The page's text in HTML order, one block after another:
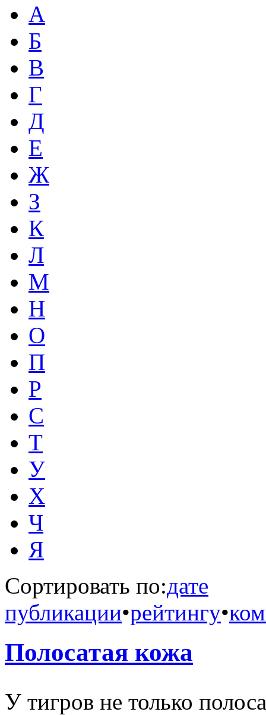
А
Б
В
Г
Д
Е
Ж
З
К
Л
М
Н
О
П
Р
С
Т
У
Х
Ч
Я
Сортировать по:дате
публикации•рейтингу•
Полосатая кожа
У тигров не только